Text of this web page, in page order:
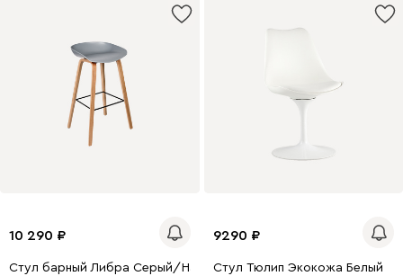
10 290
Стул барный Либра Серый/Натуральный
9290
Стул Тюлип Экокожа Белый